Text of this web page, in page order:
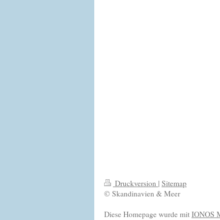
Druckversion | Sitemap
© Skandinavien & Meer
Diese Homepage wurde mit IONOS